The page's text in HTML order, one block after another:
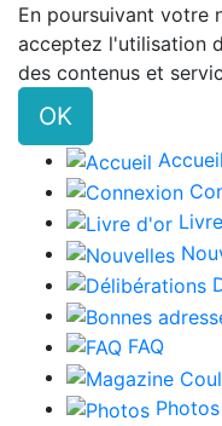
En poursuivant votre
acceptez l'utilisation
des contenus et
OK
Accueil
FAQ
Photos